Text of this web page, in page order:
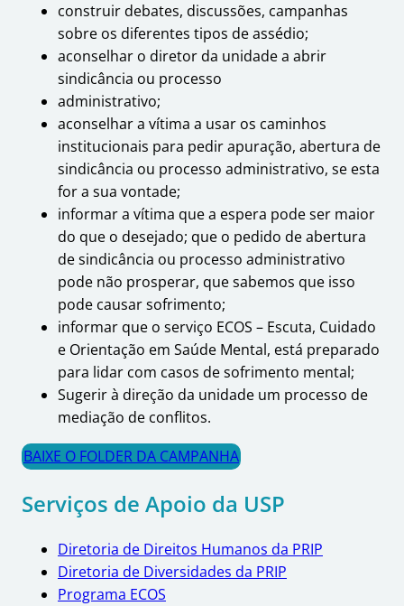
construir debates, discussões, campanhas
sobre os diferentes tipos de assédio;
aconselhar o diretor da unidade a abrir
sindicância ou processo
administrativo;
aconselhar a vítima a usar os caminhos
institucionais para pedir apuração, abertura de
sindicância ou processo administrativo, se esta
for a sua vontade;
informar a vítima que a espera pode ser maior
do que o desejado; que o pedido de abertura
de sindicância ou processo administrativo
pode não prosperar, que sabemos que isso
pode causar sofrimento;
informar que o serviço ECOS – Escuta, Cuidado
e Orientação em Saúde Mental, está preparado
para lidar com casos de sofrimento mental;
Sugerir à direção da unidade um processo de
mediação de conflitos.
BAIXE O FOLDER DA CAMPANHA
Serviços de Apoio da USP
Diretoria de Direitos Humanos da PRIP
Diretoria de Diversidades da PRIP
Programa ECOS